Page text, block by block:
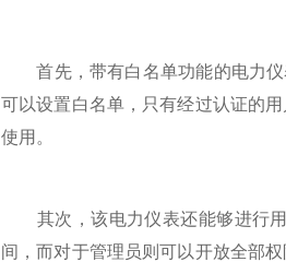
首先，带有白名单功能的电力仪
可以设置白名单，只有经过认证的
使用。
其次，该电力仪表还能够进行用
间，而对于管理员则可以开放全部